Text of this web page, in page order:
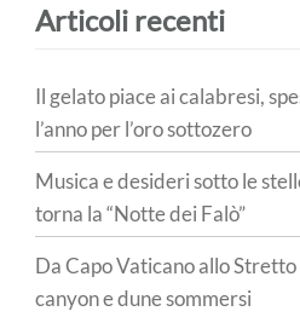
Articoli recenti
Il gelato piace ai calabresi,
l’anno per l’oro sottozero
Musica e desideri sotto le
torna la “Notte dei Falò”
Da Capo Vaticano allo
canyon e dune sommersi